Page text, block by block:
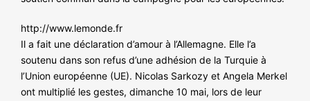
http://www.lemonde.fr
Il a fait une déclaration d’amour à l’Allemagne. Elle l’a
soutenu dans son refus d’une adhésion de la Turquie à
l’Union européenne (UE). Nicolas Sarkozy et Angela Merkel
ont multiplié les gestes, dimanche 10 mai, lors de leur